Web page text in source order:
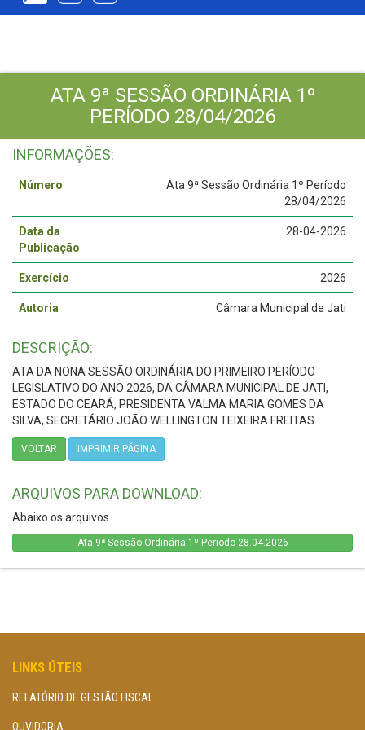
ATA 9ª SESSÃO ORDINÁRIA 1º
PERÍODO 28/04/2026
INFORMAÇÕES:
Número
Ata 9ª Sessão Ordinária 1º Período
28/04/2026
Data da
Publicação
28-04-2026
Exercício 2026
Autoria Câmara Municipal de Jati
DESCRIÇÃO:
ATA DA NONA SESSÃO ORDINÁRIA DO PRIMEIRO PERÍODO
LEGISLATIVO DO ANO 2026, DA CÂMARA MUNICIPAL DE JATI,
ESTADO DO CEARÁ, PRESIDENTA VALMA MARIA GOMES DA
SILVA, SECRETÁRIO JOÃO WELLINGTON TEIXEIRA FREITAS.
VOLTAR IMPRIMIR PÁGINA
ARQUIVOS PARA DOWNLOAD:
Abaixo os arquivos.
Ata 9ª Sessão Ordinária 1º Periodo 28.04.2026
LINKS ÚTEIS
RELATÓRIO DE GESTÃO FISCAL
OUVIDORIA